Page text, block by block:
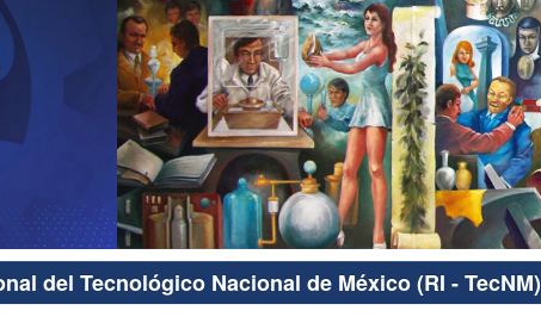
del Tecnológico Nacional de México (RI - TecNM)